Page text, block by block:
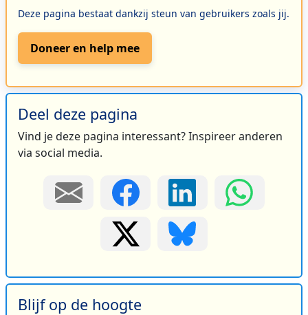
Deze pagina bestaat dankzij steun van gebruikers zoals jij.
Doneer en help mee
Deel deze pagina
Vind je deze pagina interessant? Inspireer anderen
via social media.
Blijf op de hoogte